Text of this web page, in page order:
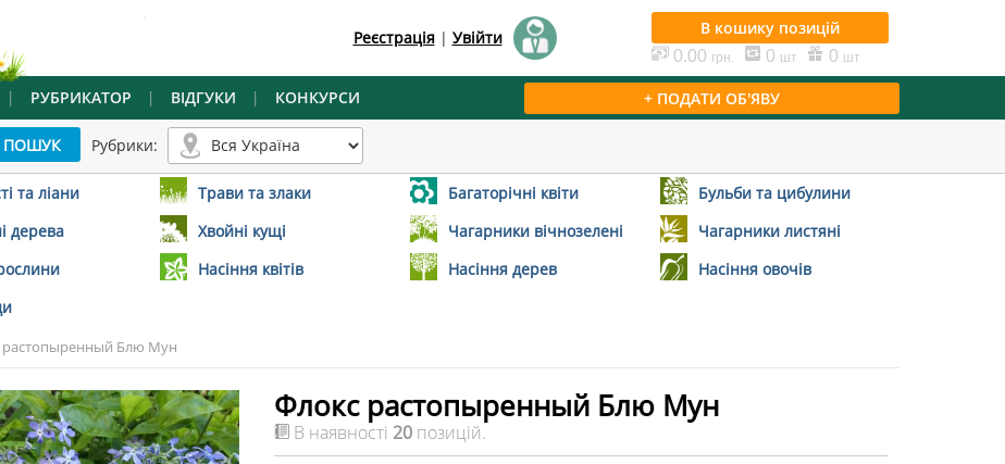
.
Реєстрація| Увійти В кошику позицій
0.00 грн. 0 шт 0 шт
| РУБРИКАТОР | ВІДГУКИ | КОНКУРСИ + ПОДАТИ ОБ'ЯВУ
Рубрики:
та ліани Трави та злаки Багаторічні квіти
Бульби та цибулини
дерева Хвойні кущі Чагарники вічнозелені
Чагарники листяні
Насіння квітів Насіння дерев
Насіння овочів
растопыренный Блю Мун
Флокс растопыренный Блю Мун
В наявності 20 позицій.